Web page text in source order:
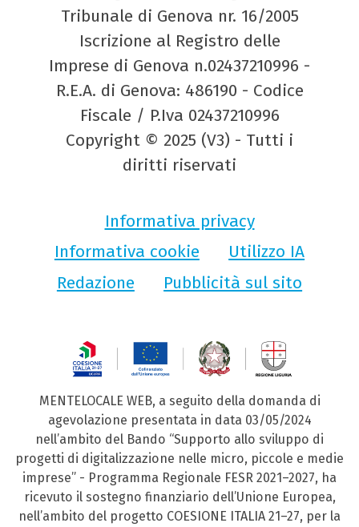
Tribunale di Genova nr. 16/2005
Iscrizione al Registro delle
Imprese di Genova n.02437210996 -
R.E.A. di Genova: 486190 - Codice
Fiscale / P.Iva 02437210996
Copyright © 2025 (V3) - Tutti i
diritti riservati
Informativa privacy
Informativa cookie
Utilizzo IA
Redazione
Pubblicità sul sito
MENTELOCALE WEB, a seguito della domanda di
agevolazione presentata in data 03/05/2024
nell’ambito del Bando “Supporto allo sviluppo di
progetti di digitalizzazione nelle micro, piccole e medie
imprese” - Programma Regionale FESR 2021–2027, ha
ricevuto il sostegno finanziario dell’Unione Europea,
nell’ambito del progetto COESIONE ITALIA 21–27, per la